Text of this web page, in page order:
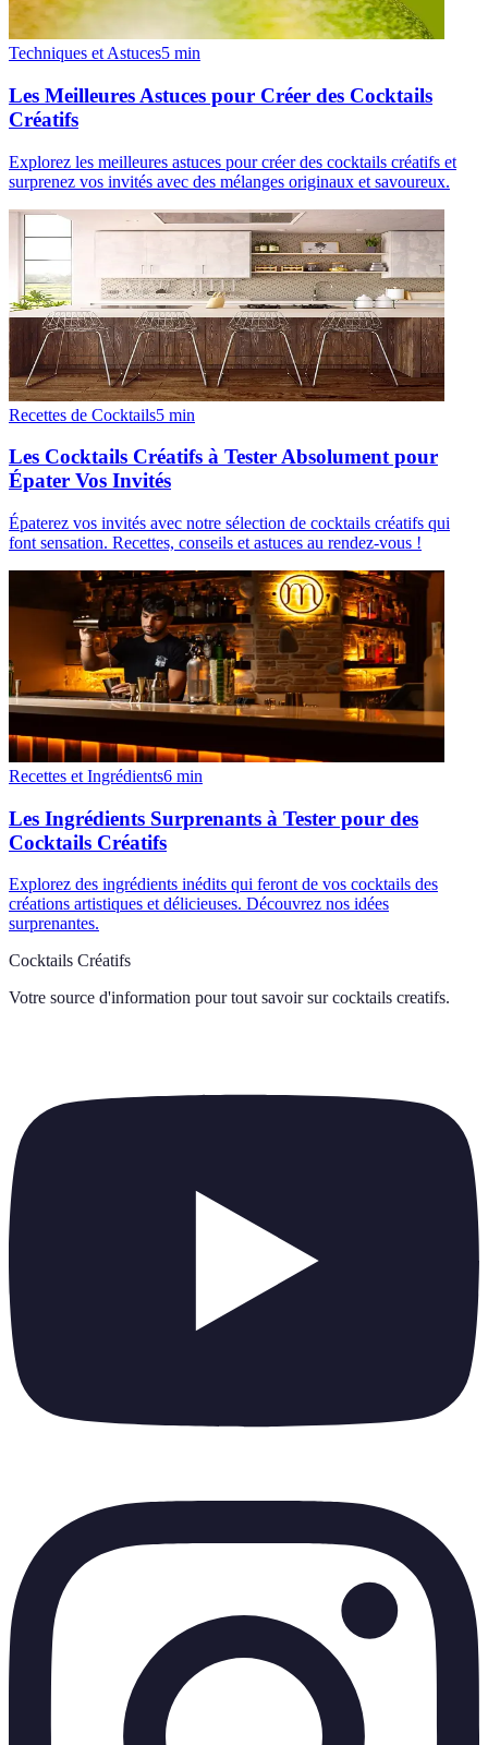
Techniques et Astuces5 min
Les Meilleures Astuces pour Créer des Cocktails
Créatifs
Explorez les meilleures astuces pour créer des cocktails créatifs et
surprenez vos invités avec des mélanges originaux et savoureux.
Recettes de Cocktails5 min
Les Cocktails Créatifs à Tester Absolument pour
Épater Vos Invités
Épaterez vos invités avec notre sélection de cocktails créatifs qui
font sensation. Recettes, conseils et astuces au rendez-vous !
Recettes et Ingrédients6 min
Les Ingrédients Surprenants à Tester pour des
Cocktails Créatifs
Explorez des ingrédients inédits qui feront de vos cocktails des
créations artistiques et délicieuses. Découvrez nos idées
surprenantes.
Cocktails Créatifs
Votre source d'information pour tout savoir sur cocktails creatifs.